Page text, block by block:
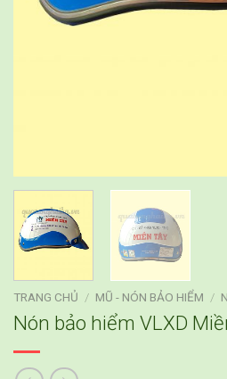
TRANG CHỦ / MŨ - NÓN BẢO HIỂM /
Nón bảo hiểm VLXD